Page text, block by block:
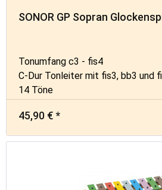
SONOR GP Sopran
Tonumfang c3 - fis4
C-Dur Tonleiter mit fis3, bb3 und
14 Töne
45,90 € *